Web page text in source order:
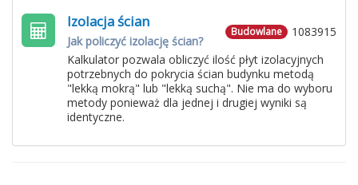
1083915
Budowlane
Izolacja ścian
Jak policzyć izolację ścian?
Kalkulator pozwala obliczyć ilość płyt izolacyjnych
potrzebnych do pokrycia ścian budynku metodą
"lekką mokrą" lub "lekką suchą". Nie ma do wyboru
metody ponieważ dla jednej i drugiej wyniki są
identyczne.